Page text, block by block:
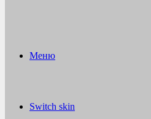
Меню
Switch skin